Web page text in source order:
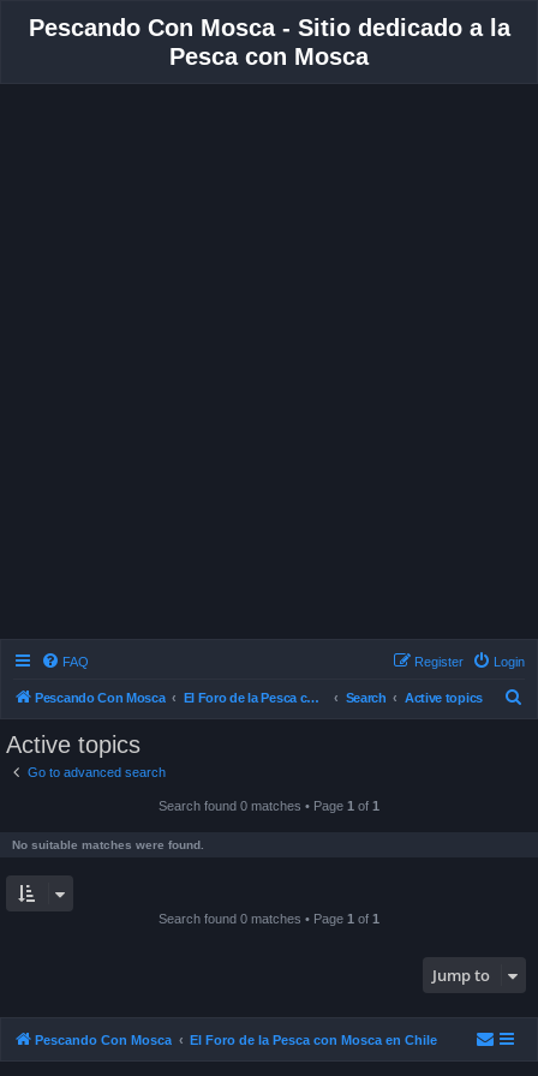
Pescando Con Mosca - Sitio dedicado a la
Pesca con Mosca
FAQ Login
Register
Pescando Con Mosca El Foro de la Pesca con Mosca en Chile Search Active topics
Active topics
Go to advanced search
Search found 0 matches • Page 1 of 1
No suitable matches were found.
Search found 0 matches • Page 1 of 1
Jump to
Pescando Con Mosca El Foro de la Pesca con Mosca en Chile